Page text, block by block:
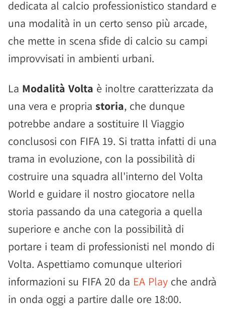
dedicata al calcio professionistico standard e
una modalità in un certo senso più arcade,
che mette in scena sfide di calcio su campi
improvvisati in ambienti urbani.
La Modalità Volta è inoltre caratterizzata da
una vera e propria storia, che dunque
potrebbe andare a sostituire Il Viaggio
conclusosi con FIFA 19. Si tratta infatti di una
trama in evoluzione, con la possibilità di
costruire una squadra all'interno del Volta
World e guidare il nostro giocatore nella
storia passando da una categoria a quella
superiore e anche con la possibilità di
portare i team di professionisti nel mondo di
Volta. Aspettiamo comunque ulteriori
informazioni su FIFA 20 da EA Play che andrà
in onda oggi a partire dalle ore 18:00.